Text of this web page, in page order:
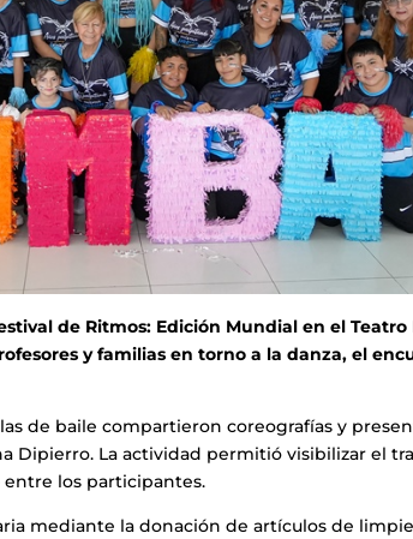
de Ritmos: Edición Mundial en el
y familias en torno a la danza, el
de baile compartieron coreografías y
Dipierro. La actividad permitió visibilizar el
los participantes.
mediante la donación de artículos de